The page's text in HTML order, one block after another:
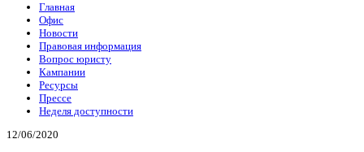
Главная
Офис
Новости
Правовая информация
Вопрос юристу
Кампании
Ресурсы
Прессе
Неделя доступности
12/06/2020